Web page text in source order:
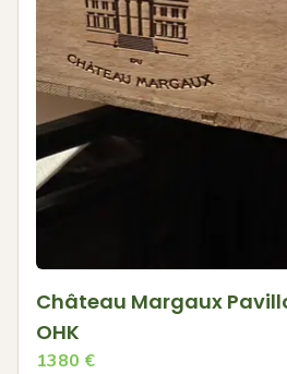
Château Margaux
OHK
1380 €